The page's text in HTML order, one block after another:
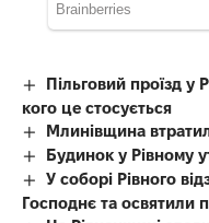
Пільговий проїзд у
кого це стосується
Млинівщина
Будинок у Рівному
У соборі Рівного
Господнє та освятили